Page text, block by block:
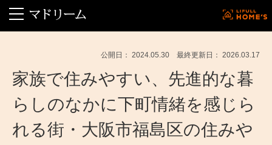
公開日： 2024.05.30 最終更新日： 2026.03.17
家族で住みやすい、先進的な暮
らしのなかに下町情緒を感じら
れる街・大阪市福島区の住みや